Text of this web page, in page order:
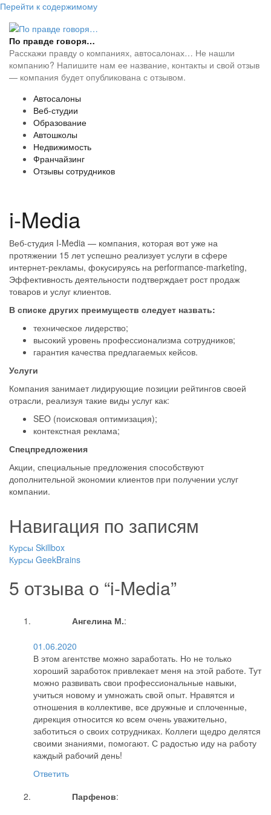
Перейти к содержимому
По правде говоря…
Расскажи правду о компаниях, автосалонах… Не нашли
компанию? Напишите нам ее название, контакты и свой отзыв
— компания будет опубликована с отзывом.
Автосалоны
Веб-студии
Образование
Автошколы
Недвижимость
Франчайзинг
Отзывы сотрудников
i-Media
Веб-студия I-Media — компания, которая вот уже на
протяжении 15 лет успешно реализует услуги в сфере
интернет-рекламы, фокусируясь на performance-marketing,
Эффективность деятельности подтверждает рост продаж
товаров и услуг клиентов.
В списке других преимуществ следует назвать:
техническое лидерство;
высокий уровень профессионализма сотрудников;
гарантия качества предлагаемых кейсов.
Услуги
Компания занимает лидирующие позиции рейтингов своей
отрасли, реализуя такие виды услуг как:
SEO (поисковая оптимизация);
контекстная реклама;
Спецпредложения
Акции, специальные предложения способствуют
дополнительной экономии клиентов при получении услуг
компании.
Навигация по записям
Курсы Skillbox
Курсы GeekBrains
5 отзыва о “i-Media”
Ангелина М.:
01.06.2020
В этом агентстве можно заработать. Но не только
хороший заработок привлекает меня на этой работе. Тут
можно развивать свои профессиональные навыки,
учиться новому и умножать свой опыт. Нравятся и
отношения в коллективе, все дружные и сплоченные,
дирекция относится ко всем очень уважительно,
заботиться о своих сотрудниках. Коллеги щедро делятся
своими знаниями, помогают. С радостью иду на работу
каждый рабочий день!
Ответить
Парфенов: